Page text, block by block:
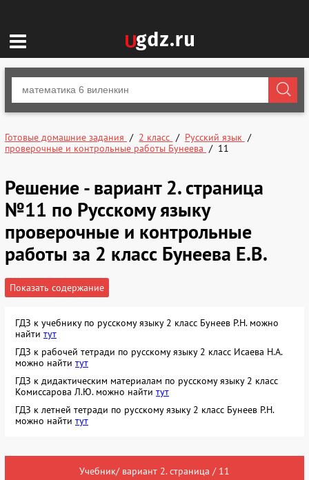
Готовые домашние задания 2 класс
Русский язык
проверочные и контрольные работы Бунеева
11
Решение - вариант 2. страница
№11 по Русскому языку
проверочные и контрольные
работы за 2 класс Бунеева Е.В.
Показать содержание
ГДЗ к учебнику по русскому языку 2 класс Бунеев Р.Н. можно
найти тут
ГДЗ к рабочей тетради по русскому языку 2 класс Исаева Н.А.
можно найти тут
ГДЗ к дидактическим материалам по русскому языку 2 класс
Комиссарова Л.Ю. можно найти тут
ГДЗ к летней тетради по русскому языку 2 класс Бунеев Р.Н.
можно найти тут
Учебник/ вариант 2. страница / 11